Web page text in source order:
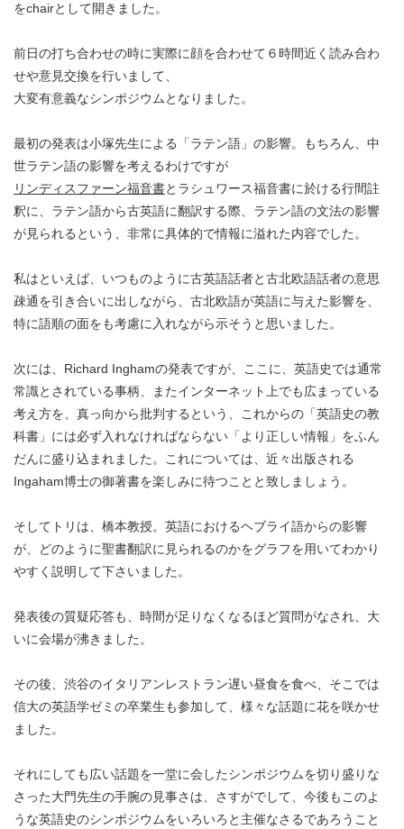
をchairとして開きました。
前日の打ち合わせの時に実際に顔を合わせて６時間近く読み合わ
せや意見交換を行いまして、
大変有意義なシンポジウムとなりました。
最初の発表は小塚先生による「ラテン語」の影響。もちろん、中
世ラテン語の影響を考えるわけですが
リンディスファーン福音書とラシュワース福音書に於ける行間註
釈に、ラテン語から古英語に翻訳する際、ラテン語の文法の影響
が見られるという、非常に具体的で情報に溢れた内容でした。
私はといえば、いつものように古英語話者と古北欧語話者の意思
疎通を引き合いに出しながら、古北欧語が英語に与えた影響を、
特に語順の面をも考慮に入れながら示そうと思いました。
次には、Richard Inghamの発表ですが、ここに、英語史では通常
常識とされている事柄、またインターネット上でも広まっている
考え方を、真っ向から批判するという、これからの「英語史の教
科書」には必ず入れなければならない「より正しい情報」をふん
だんに盛り込まれました。これについては、近々出版される
Ingaham博士の御著書を楽しみに待つことと致しましょう。
そしてトリは、橋本教授。英語におけるヘブライ語からの影響
が、どのように聖書翻訳に見られるのかをグラフを用いてわかり
やすく説明して下さいました。
発表後の質疑応答も、時間が足りなくなるほど質問がなされ、大
いに会場が沸きました。
その後、渋谷のイタリアンレストラン遅い昼食を食べ、そこでは
信大の英語学ゼミの卒業生も参加して、様々な話題に花を咲かせ
ました。
それにしても広い話題を一堂に会したシンポジウムを切り盛りな
さった大門先生の手腕の見事さは、さすがでして、今後もこのよ
うな英語史のシンポジウムをいろいろと主催なさるであろうこと